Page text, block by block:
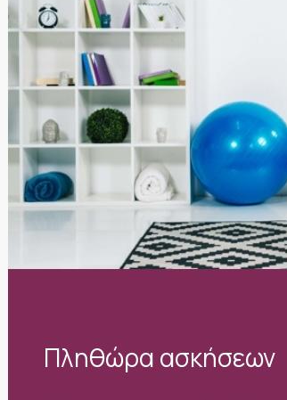
Πληθώρα ασκήσεων